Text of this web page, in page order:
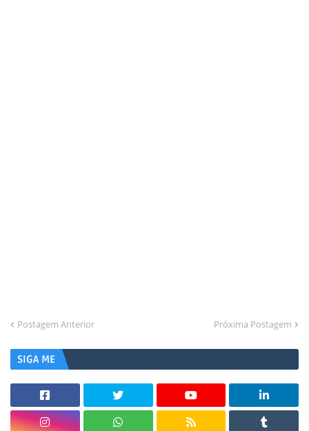
Postagem Anterior Próxima Postagem
SIGA ME